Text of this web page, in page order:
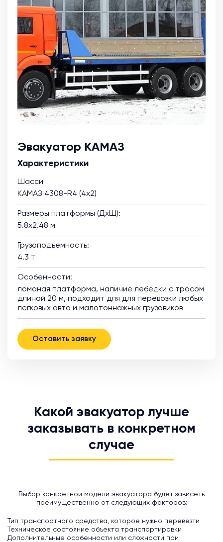
Эвакуатор КАМАЗ
Характеристики
Шасси
КАМАЗ 4308-R4 (4х2)
Размеры платформы (ДхШ):
5.8х2.48 м
Грузоподъемность:
4.3 т
Особенности:
ломаная платформа, наличие лебедки с тросом
длиной 20 м, подходит для для перевозки любых
легковых авто и малотоннажных грузовиков
Оставить заявку
Какой эвакуатор лучше
заказывать в конкретном
случае
Выбор конкретной модели эвакуатора будет зависеть
преимущественно от следующих факторов:
Тип транспортного средства, которое нужно перевезти
Техническое состояние объекта транспортировки
Дополнительные особенности или сложности при